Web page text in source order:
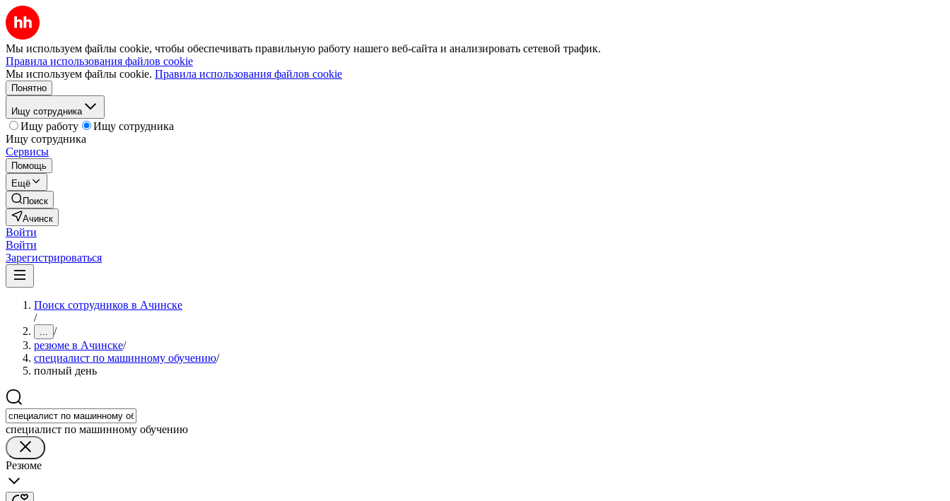
Мы используем файлы cookie, чтобы обеспечивать правильную работу нашего веб-сайта и анализировать сетевой трафик.
Правила использования файлов cookie
Мы используем файлы cookie. Правила использования файлов cookie
Понятно
Ищу сотрудника
Ищу работу
Ищу сотрудника
Ищу сотрудника
Сервисы
Помощь
Ещё
Поиск
Ачинск
Войти
Войти
Зарегистрироваться
Поиск сотрудников в Ачинске
/
... /
резюме в Ачинске/
специалист по машинному обучению/
полный день
специалист по машинному обучению
Резюме